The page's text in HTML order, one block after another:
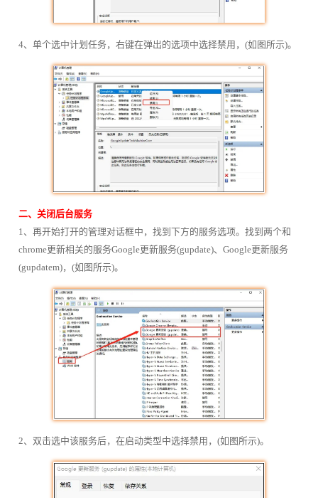
4、单个选中计划任务，右键在弹出的选项中选择禁用，(如图所示)。
二、关闭后台服务
1、再开始打开的管理对话框中，找到下方的服务选项。找到两个和
chrome更新相关的服务Google更新服务(gupdate)、Google更新服务
(gupdatem)，(如图所示)。
2、双击选中该服务后，在启动类型中选择禁用，(如图所示)。